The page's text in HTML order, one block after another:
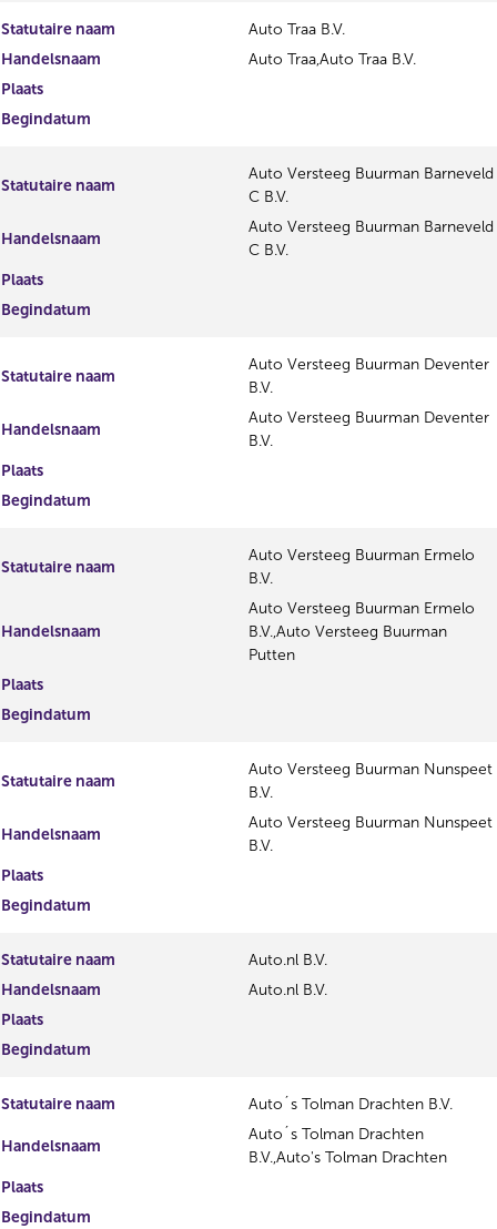
Statutaire naam
Auto Traa B.V.
Handelsnaam
Auto Traa,Auto Traa B.V.
Plaats
Begindatum
Statutaire naam
Auto Versteeg Buurman Barneveld
C B.V.
Handelsnaam
Auto Versteeg Buurman Barneveld
C B.V.
Plaats
Begindatum
Statutaire naam
Auto Versteeg Buurman Deventer
B.V.
Handelsnaam
Auto Versteeg Buurman Deventer
B.V.
Plaats
Begindatum
Statutaire naam
Auto Versteeg Buurman Ermelo
B.V.
Handelsnaam
Auto Versteeg Buurman Ermelo
B.V.,Auto Versteeg Buurman
Putten
Plaats
Begindatum
Statutaire naam
Auto Versteeg Buurman Nunspeet
B.V.
Handelsnaam
Auto Versteeg Buurman Nunspeet
B.V.
Plaats
Begindatum
Statutaire naam
Auto.nl B.V.
Handelsnaam
Auto.nl B.V.
Plaats
Begindatum
Statutaire naam Auto´s Tolman Drachten B.V.
Handelsnaam
Auto´s Tolman Drachten
B.V.,Auto's Tolman Drachten
Plaats
Begindatum